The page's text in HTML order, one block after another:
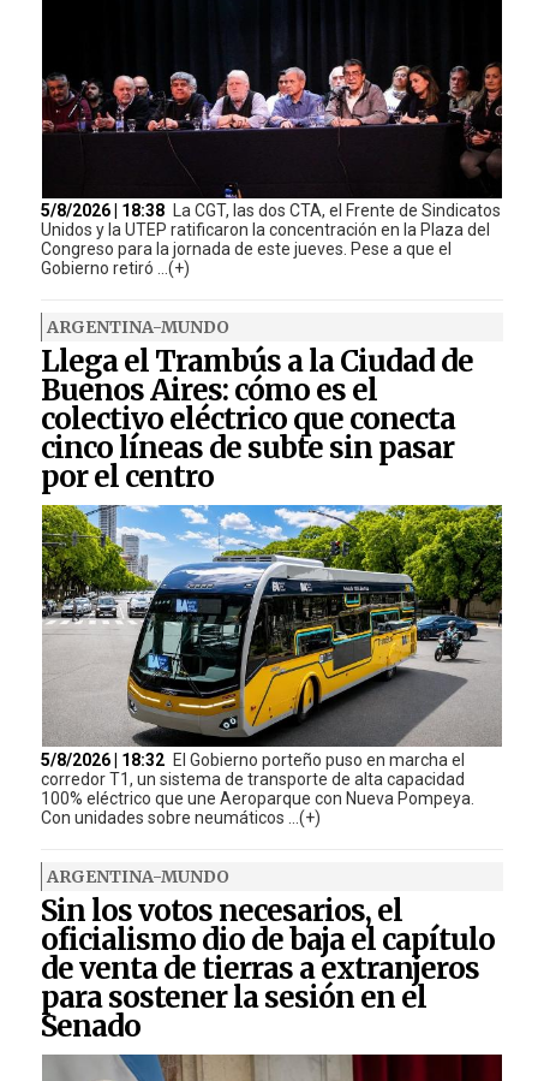
5/8/2026 | 18:38
La CGT, las dos CTA, el Frente de Sindicatos
Unidos y la UTEP ratificaron la concentración en la Plaza del
Congreso para la jornada de este jueves. Pese a que el
Gobierno retiró ...(+)
ARGENTINA-MUNDO
Llega el Trambús a la Ciudad de
Buenos Aires: cómo es el
colectivo eléctrico que conecta
cinco líneas de subte sin pasar
por el centro
5/8/2026 | 18:32 El Gobierno porteño puso en marcha el
corredor T1, un sistema de transporte de alta capacidad
100% eléctrico que une Aeroparque con Nueva Pompeya.
Con unidades sobre neumáticos ...(+)
ARGENTINA-MUNDO
Sin los votos necesarios, el
oficialismo dio de baja el capítulo
de venta de tierras a extranjeros
para sostener la sesión en el
Senado